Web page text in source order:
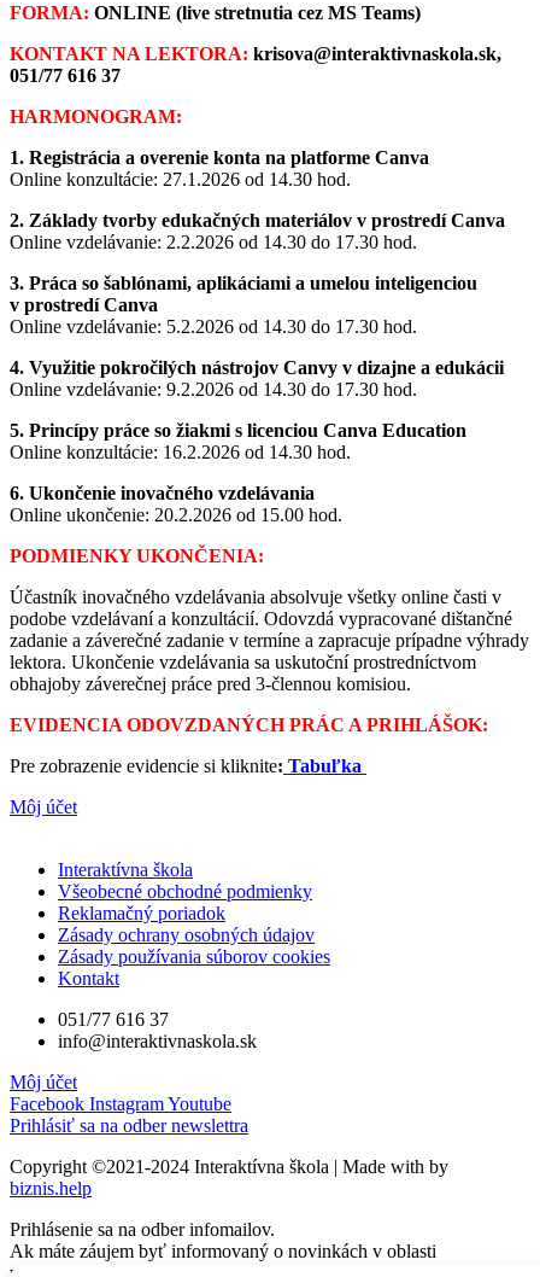
FORMA: ONLINE (live stretnutia cez MS Teams)
KONTAKT NA LEKTORA: krisova@interaktivnaskola.sk,
051/77 616 37
HARMONOGRAM:
1. Registrácia a overenie konta na platforme Canva
Online konzultácie: 27.1.2026 od 14.30 hod.
2. Základy tvorby edukačných materiálov v prostredí Canva
Online vzdelávanie: 2.2.2026 od 14.30 do 17.30 hod.
3. Práca so šablónami, aplikáciami a umelou inteligenciou
v prostredí Canva
Online vzdelávanie: 5.2.2026 od 14.30 do 17.30 hod.
4. Využitie pokročilých nástrojov Canvy v dizajne a edukácii
Online vzdelávanie: 9.2.2026 od 14.30 do 17.30 hod.
5. Princípy práce so žiakmi s licenciou Canva Education
Online konzultácie: 16.2.2026 od 14.30 hod.
6. Ukončenie inovačného vzdelávania
Online ukončenie: 20.2.2026 od 15.00 hod.
PODMIENKY UKONČENIA:
Účastník inovačného vzdelávania absolvuje všetky online časti v
podobe vzdelávaní a konzultácií. Odovzdá vypracované dištančné
zadanie a záverečné zadanie v termíne a zapracuje prípadne výhrady
lektora. Ukončenie vzdelávania sa uskutoční prostredníctvom
obhajoby záverečnej práce pred 3-člennou komisiou.
EVIDENCIA ODOVZDANÝCH PRÁC A PRIHLÁŠOK:
Pre zobrazenie evidencie si kliknite: Tabuľka
Môj účet
Interaktívna škola
Všeobecné obchodné podmienky
Reklamačný poriadok
Zásady ochrany osobných údajov
Zásady používania súborov cookies
Kontakt
051/77 616 37
info@interaktivnaskola.sk
Môj účet
Facebook InstagramYoutube
Prihlásiť sa na odber newslettra
Copyright ©2021-2024 Interaktívna škola | Made with by
biznis.help
Prihlásenie sa na odber infomailov.
Ak máte záujem byť informovaný o novinkách v oblasti
vzdelávania, výučbových programov a IKT techniky, môžete svoju